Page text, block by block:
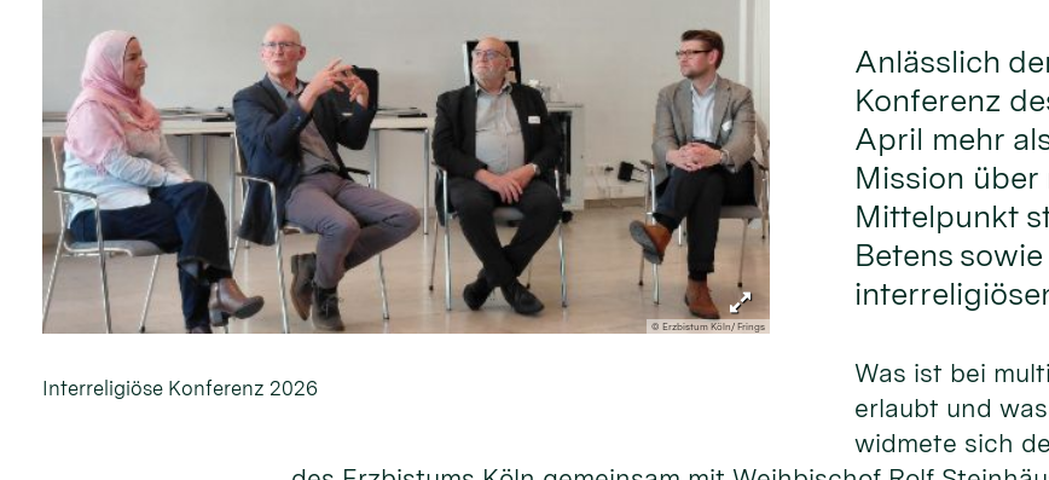
© Erzbistum Köln/ Frings
Interreligiöse Konferenz 2026
Anlässlich
Konferenz
April mehr
Mission über
Mittelpunkt
Betens
Was ist bei
erlaubt und
widmete sich